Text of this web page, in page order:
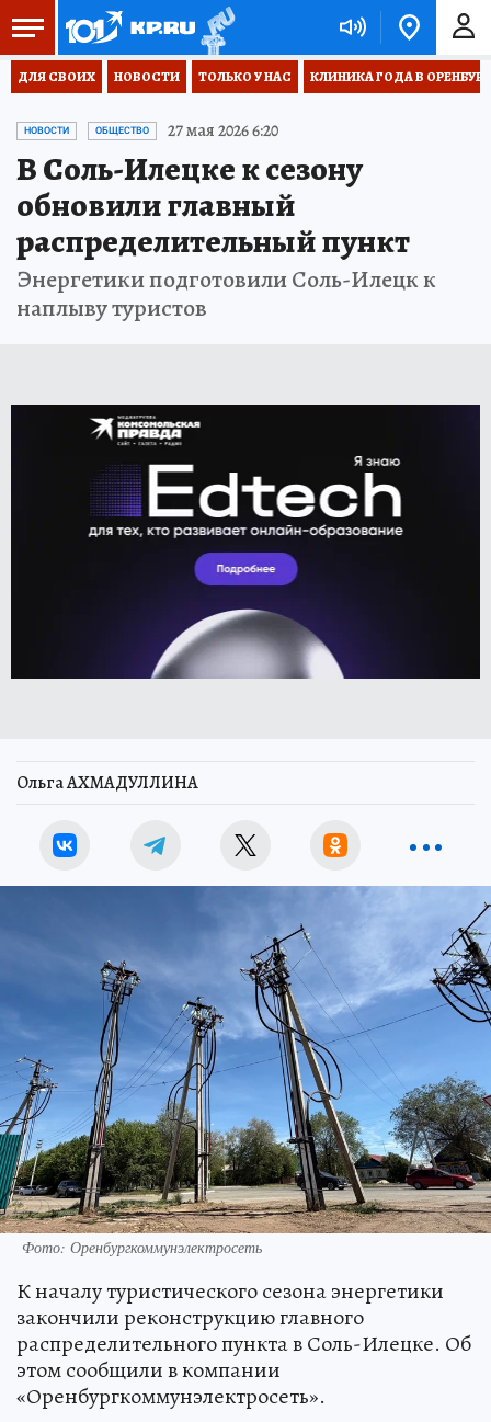
ДЛЯ СВОИХ НОВОСТИ ТОЛЬКО У НАС КЛИНИКА ГОДА В
НОВОСТИ ОБЩЕСТВО 27 мая 2026 6:20
В Соль-Илецке к сезону
обновили главный
распределительный пункт
Энергетики подготовили Соль-Илецк к
наплыву туристов
Ольга АХМАДУЛЛИНА
Фото: Оренбургкоммунэлектросеть
К началу туристического сезона энергетики
закончили реконструкцию главного
распределительного пункта в Соль-Илецке. Об
этом сообщили в компании
«Оренбургкоммунэлектросеть».